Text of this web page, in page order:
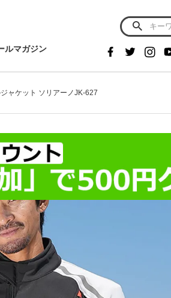
ルマガジン
ャケット ソリアーノJK-627